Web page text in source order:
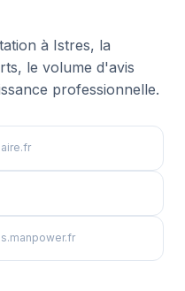
à Istres, la
le volume d'avis
professionnelle.